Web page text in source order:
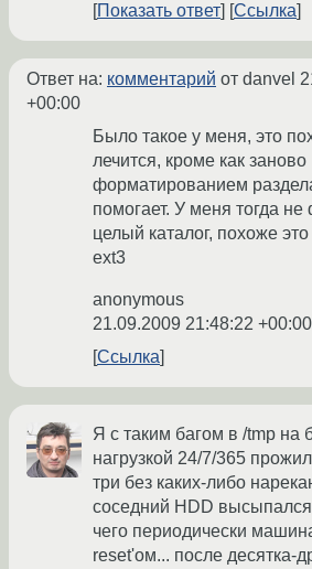
Показать ответ
Ссылка
Ответ на: комментарий от danvel
+00:00
Было такое у меня, это
лечится, кроме как заново
форматированием
помогает. У меня тогда
целый каталог, похоже
ext3
anonymous
21.09.2009 21:48:22 +00:00
Ссылка
Я с таким багом в /tmp на
нагрузкой 24/7/365
три без каких-либо
соседний HDD
чего периодически
reset'ом... после десятка-